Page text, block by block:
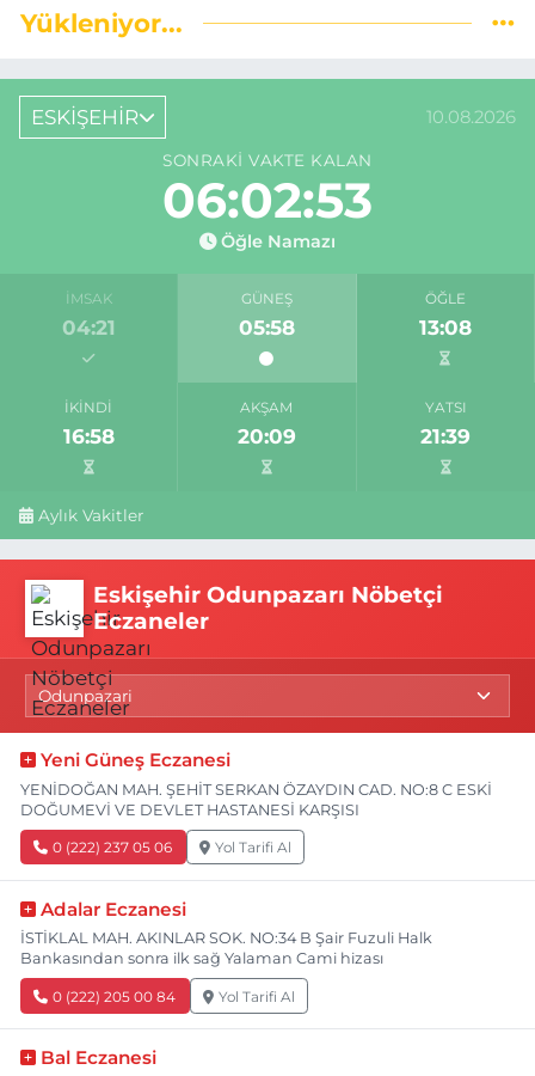
Yükleniyor...
ESKİŞEHİR 10.08.2026
SONRAKI VAKTE KALAN
06:02:52
Öğle Namazı
İMSAK
04:21
GÜNEŞ
05:58
ÖĞLE
13:08
İKINDI
16:58
AKŞAM
20:09
YATSI
21:39
Aylık Vakitler
Eskişehir Odunpazarı Nöbetçi
Eczaneler
Yeni Güneş Eczanesi
YENİDOĞAN MAH. ŞEHİT SERKAN ÖZAYDIN CAD. NO:8 C ESKİ
DOĞUMEVİ VE DEVLET HASTANESİ KARŞISI
0 (222) 237 05 06 Yol Tarifi Al
Adalar Eczanesi
İSTİKLAL MAH. AKINLAR SOK. NO:34 B Şair Fuzuli Halk
Bankasından sonra ilk sağ Yalaman Cami hizası
0 (222) 205 00 84 Yol Tarifi Al
Bal Eczanesi